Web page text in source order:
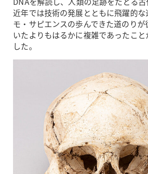
近年では技術の発展とともに飛躍的
モ・サピエンスの歩んできた道のりが
いたよりもはるかに複雑であったこと
した。